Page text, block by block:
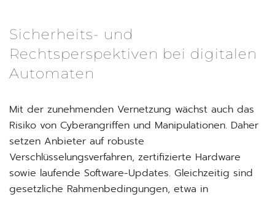
Sicherheits- und
Rechtsperspektiven bei digitalen
Automaten
Mit der zunehmenden Vernetzung wächst auch das
Risiko von Cyberangriffen und Manipulationen. Daher
setzen Anbieter auf robuste
Verschlüsselungsverfahren, zertifizierte Hardware
sowie laufende Software-Updates. Gleichzeitig sind
gesetzliche Rahmenbedingungen, etwa in